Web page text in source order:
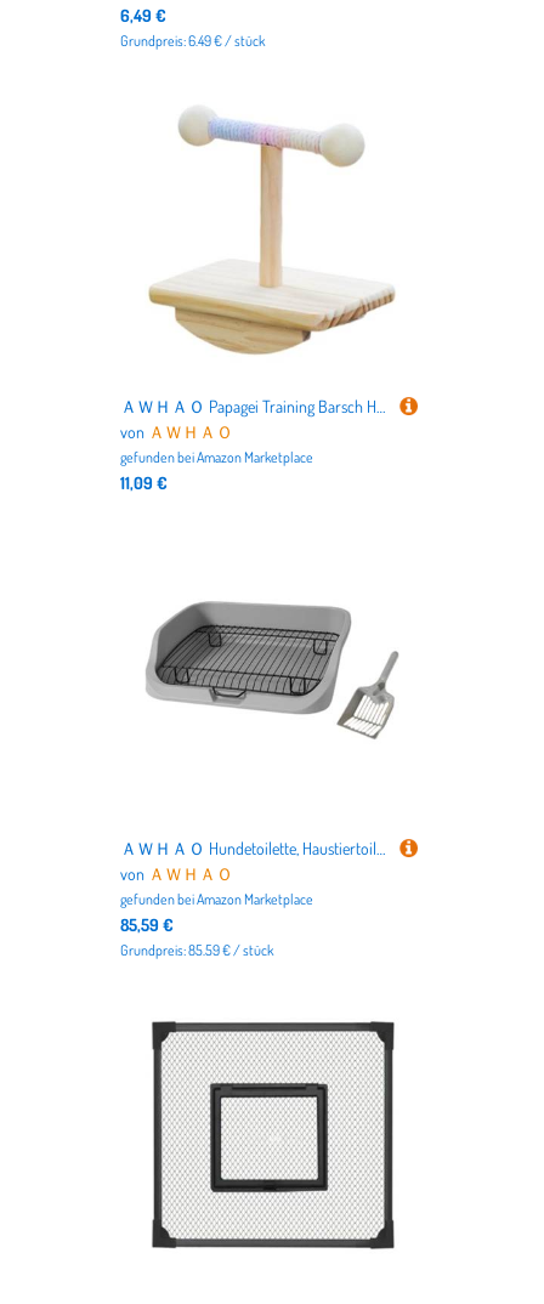
6,49 €
Grundpreis: 6.49 € / stück
ＡＷＨＡＯ Papagei Training Barsch Holz Gym Vogel Käfig Spielzeug Tragbare Vogel Training Barsch T
von ＡＷＨＡＯ
gefunden beiAmazon Marketplace
11,09 €
ＡＷＨＡＯ Hundetoilette, Haustiertoilette, Netzgitter, Hundetoilette, Tragbar, für Den Innenbereich, Hundetöpfchen, Haustiertoilette für Haustiere, Katzen, Haus, Großer Hoher Zaun
von ＡＷＨＡＯ
gefunden beiAmazon Marketplace
85,59 €
Grundpreis: 85.59 € / stück